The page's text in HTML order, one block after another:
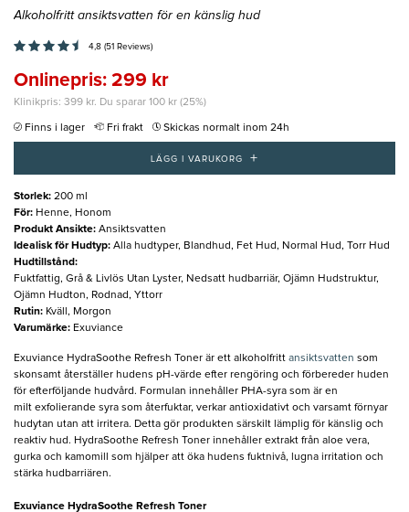
Alkoholfritt ansiktsvatten för en känslig hud
4,8 (51 Reviews)
Onlinepris: 299 kr
Klinikpris: 399 kr. Du sparar 100 kr (25%)
Finns i lager Fri frakt Skickas normalt inom 24h
LÄGG I VARUKORG +
Storlek: 200 ml
För: Henne, Honom
Produkt Ansikte: Ansiktsvatten
Idealisk för Hudtyp: Alla hudtyper, Blandhud, Fet Hud, Normal Hud, Torr Hud
Hudtillstånd:
Fuktfattig, Grå & Livlös Utan Lyster, Nedsatt hudbarriär, Ojämn Hudstruktur,
Ojämn Hudton, Rodnad, Yttorr
Rutin: Kväll, Morgon
Varumärke: Exuviance
Exuviance HydraSoothe Refresh Toner är ett alkoholfritt ansiktsvatten som
skonsamt återställer hudens pH-värde efter rengöring och förbereder huden
för efterföljande hudvård. Formulan innehåller PHA-syra som är en
milt exfolierande syra som återfuktar, verkar antioxidativt och varsamt förnyar
hudytan utan att irritera. Detta gör produkten särskilt lämplig för känslig och
reaktiv hud. HydraSoothe Refresh Toner innehåller extrakt från aloe vera,
gurka och kamomill som hjälper att öka hudens fuktnivå, lugna irritation och
stärka hudbarriären.
Exuviance HydraSoothe Refresh Toner